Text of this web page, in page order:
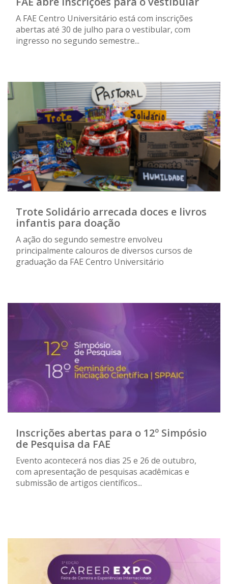
A FAE Centro Universitário está com inscrições
abertas até 30 de julho para o vestibular, com
ingresso no segundo semestre...
Trote Solidário arrecada doces e livros
infantis para doação
A ação do segundo semestre envolveu
principalmente calouros de diversos cursos de
graduação da FAE Centro Universitário
Inscrições abertas para o 12º Simpósio
de Pesquisa da FAE
Evento acontecerá nos dias 25 e 26 de outubro,
com apresentação de pesquisas acadêmicas e
submissão de artigos científicos...